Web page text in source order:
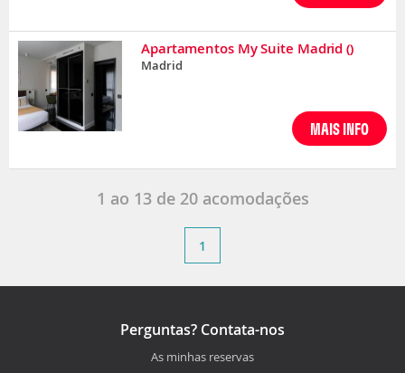
Apartamentos My Suite Madrid ()
Madrid
MAIS INFO
1 ao 13de 20 acomodações
1
Perguntas? Contata-nos
As minhas reservas